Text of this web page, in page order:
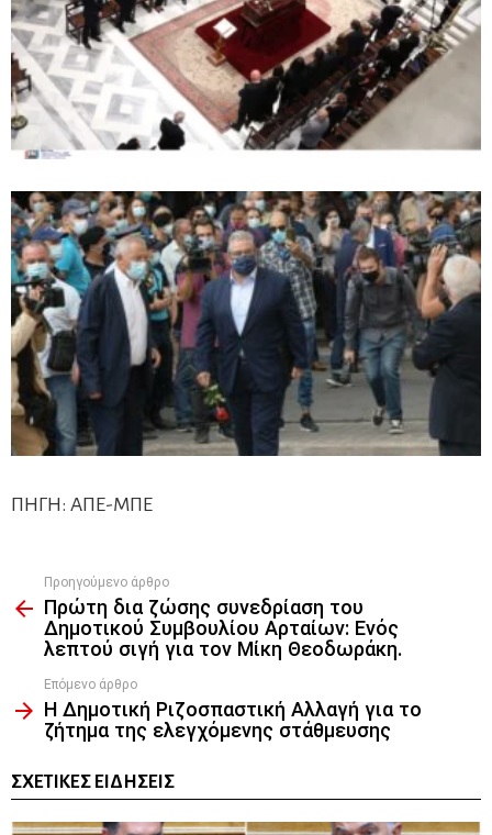
ΠΗΓΗ: ΑΠΕ-ΜΠΕ
more
Προηγούμενο άρθρο
Πρώτη δια ζώσης συνεδρίαση του
Δημοτικού Συμβουλίου Αρταίων: Ενός
λεπτού σιγή για τον Μίκη Θεοδωράκη.
Επόμενο άρθρο
Η Δημοτική Ριζοσπαστική Αλλαγή για το
ζήτημα της ελεγχόμενης στάθμευσης
ΣΧΕΤΙΚΈΣ ΕΙΔΉΣΕΙΣ